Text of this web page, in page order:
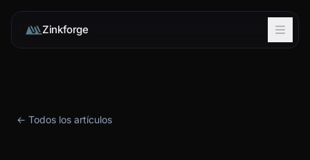
Zinkforge
← Todos los artículos